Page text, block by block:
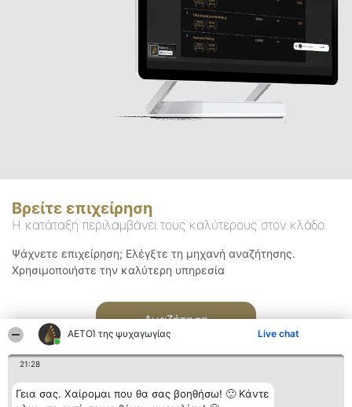
ΑΕΤΟΊ της ψυχαγωγίας Live chat
21:28
Γεια σας. Χαίρομαι που θα σας βοηθήσω! 🙂 Κάντε
Βρείτε επιχείρηση
Η κατάταξη περιλαμβάνει τους καλύτερους στον κλάδο
Ψάχνετε επιχείρηση; Ελέγξτε τη μηχανή αναζήτησης.
Χρησιμοποιήστε την καλύτερη υπηρεσία
Αναζήτηση